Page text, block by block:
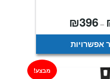
–
₪396
⁦₪49⁩
אפשרויות
מבצע!